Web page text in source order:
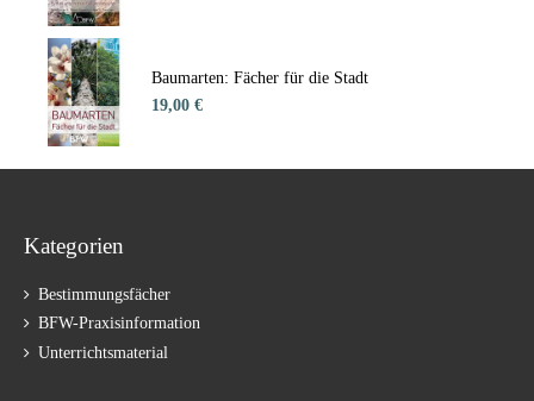
Baumarten: Fächer für die Stadt
19,00 €
Kategorien
Bestimmungsfächer
BFW-Praxisinformation
Unterrichtsmaterial